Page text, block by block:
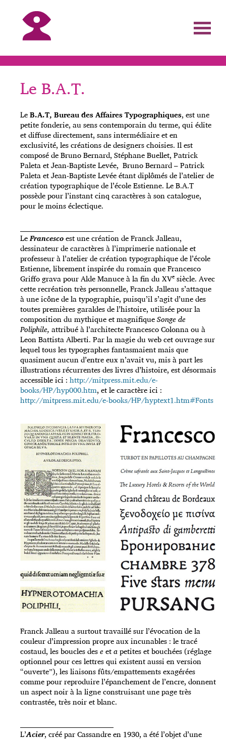
Le B.A.T.
LeB.A.T, Bureau des Affaires Typographiques, est une
petite fonderie, au sens contemporain du terme, qui édite
et diffuse directement, sans intermédiaire et en
exclusivité, les créations de designers choisies. Il est
composé de Bruno Bernard, Stéphane Buellet, Patrick
Paleta et Jean-Baptiste Levée, Bruno Bernard – Patrick
Paleta et Jean-Baptiste Levée étant diplômés de l’atelier de
création typographique de l’école Estienne. Le B.A.T
possède pour l’instant cinq caractères à son catalogue,
pour le moins éclectique.
_____________________________________
LeFrancescoest une création de Franck Jalleau,
dessinateur de caractères à l’imprimerie nationale et
professeur à l’atelier de création typographique de l’école
Estienne, librement inspirée du romain que Francesco
Griffo grava pour Alde Manuce à la fin du XVe siècle. Avec
cette recréation très personnelle, Franck Jalleau s’attaque
à une icône de la typographie, puisqu’il s’agit d’une des
toutes premières garaldes de l’histoire, utilisée pour la
composition du mythique et magnifiqueSonge de
Poliphile, attribué à l’architecte Francesco Colonna ou à
Leon Battista Alberti. Par la magie du web cet ouvrage sur
lequel tous les typographes fantasmaient mais que
quasiment aucun d’entre eux n’avait vu, mis à part les
illustrations récurrentes des livres d’histoire, est désormais
accessible ici : http://mitpress.mit.edu/e-
books/HP/hyp000.htm, et le caractère ici :
http://mitpress.mit.edu/e-books/HP/hyptext1.htm#Fonts
Franck Jalleau a surtout travaillé sur l’évocation de la
couleur d’impression propre aux incunables : le tracé
costaud, les boucles deseetapetites et bouchées (réglage
optionnel pour ces lettres qui existent aussi en version
“ouverte”), les liaisons fûts/empattements exagérées
comme pour reproduire l’épanchement de l’encre, donnent
un aspect noir à la ligne construisant une page très
contrastée, très noir et blanc.
_____________________________________
L’Acier, créé par Cassandre en 1930, a été l’objet d’une